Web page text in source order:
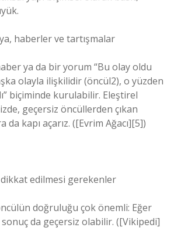
haberler ve tartışmalar
ya da bir yorum “Bu olay oldu
olayla ilişkilidir (öncül2), o yüzden
biçiminde kurulabilir. Eleştirel
geçersiz öncüllerden çıkan
da kapı açarız. ([Evrim Ağacı][5])
dikkat edilmesi gerekenler
doğruluğu çok önemli: Eğer
sonuç da geçersiz olabilir. ([Vikipedi]